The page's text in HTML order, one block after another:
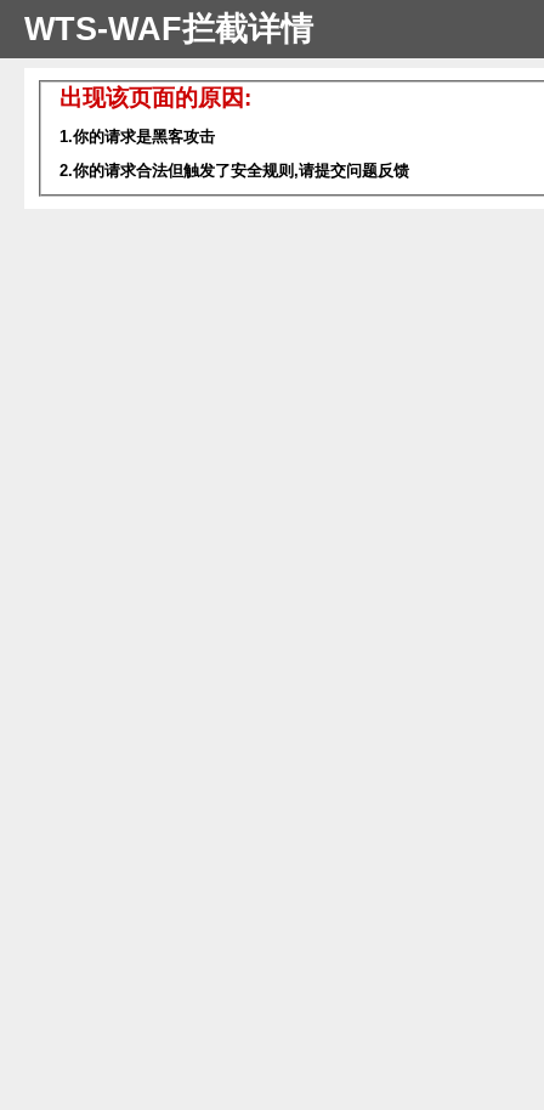
WTS-WAF拦截详情
出现该页面的原因:
1.你的请求是黑客攻击
2.你的请求合法但触发了安全规则,请提交问题反馈